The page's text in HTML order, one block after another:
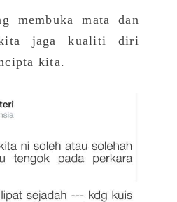
membuka mata dan
jaga kualiti diri
kita.